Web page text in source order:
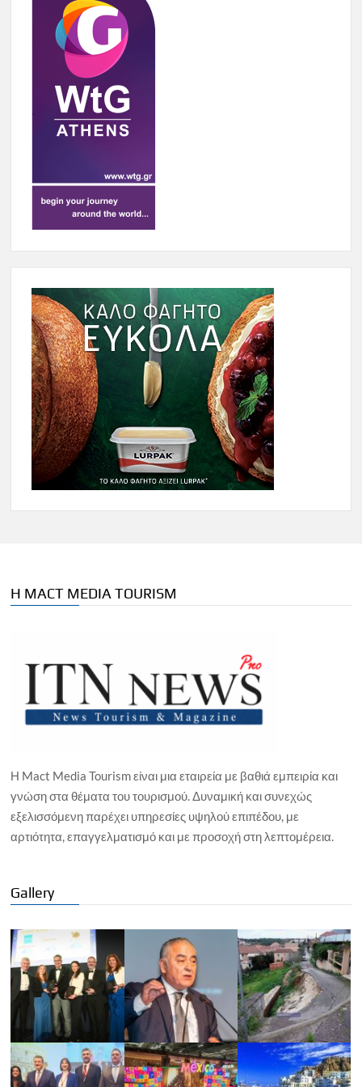
Η MACT MEDIA TOURISM
Η Mact Media Tourism είναι μια εταιρεία με βαθιά εμπειρία και
γνώση στα θέματα του τουρισμού. Δυναμική και συνεχώς
εξελισσόμενη παρέχει υπηρεσίες υψηλού επιπέδου, με
αρτιότητα, επαγγελματισμό και με προσοχή στη λεπτομέρεια.
Gallery